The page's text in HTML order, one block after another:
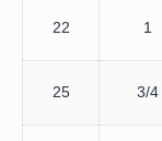
22 1
25 3/4